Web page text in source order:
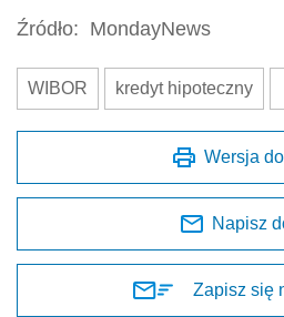
Źródło: MondayNews
WIBOR kredyt hipoteczny
Wersja
Napisz
Zapisz się